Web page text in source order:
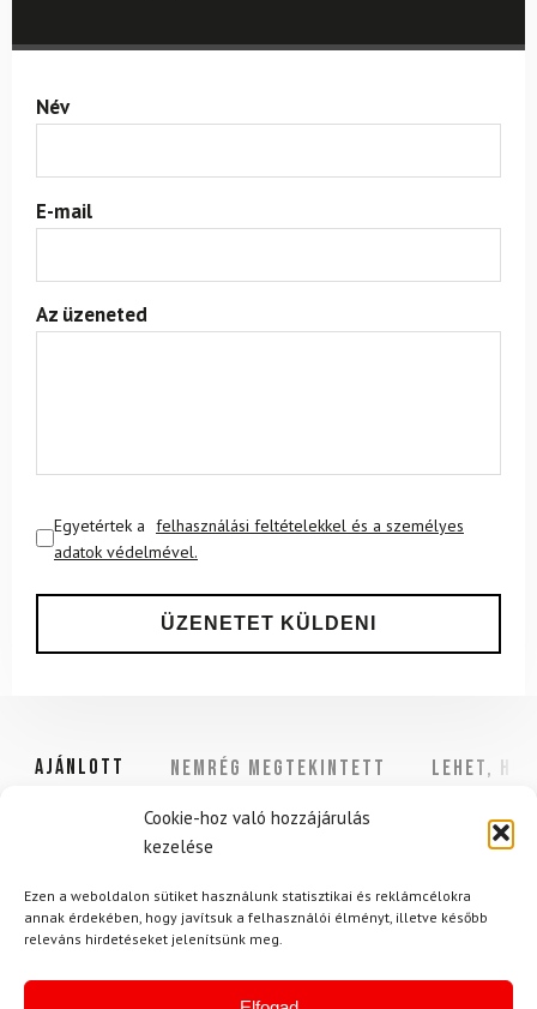
Cookie-hoz való hozzájárulás
kezelése
Ezen a weboldalon sütiket használunk statisztikai és reklámcélokra
annak érdekében, hogy javítsuk a felhasználói élményt, illetve később
releváns hirdetéseket jelenítsünk meg.
Név
E-mail
Az üzeneted
Egyetértek a felhasználási feltételekkel és a személyes
adatok védelmével.
Ajánlott NEMRÉG MEGTEKINTETT Lehet,
-14%